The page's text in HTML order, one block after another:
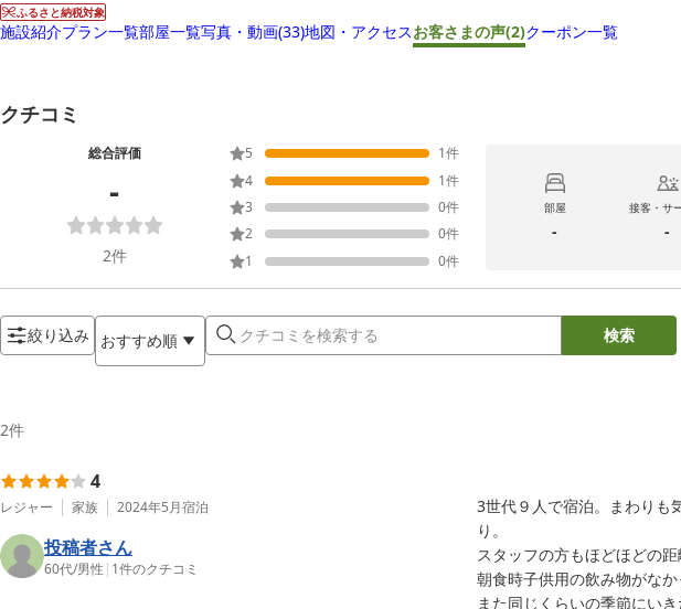
ふるさと納税対象
施設紹介プラン一覧部屋一覧写真・動画(33)地図・アクセスお客さまの声(2)クーポン一覧
クチコミ
総合評価
-
2件
5 1件
4
1件
3
0件
2
0件
1
0件
部屋
-
接客・サ
-
絞り込み おすすめ順 検索
2件
4
レジャー 家族 2024年5月宿泊
投稿者さん
60代/男性 | 1件のクチコミ
3世代９人で宿泊。まわりも
り。
スタッフの方もほどほどの
朝食時子供用の飲み物がな